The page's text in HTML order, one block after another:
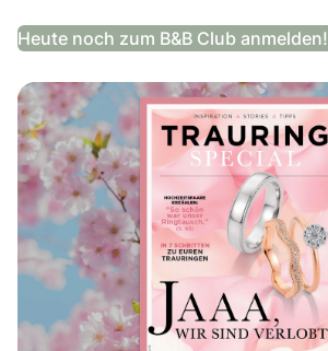
Heute noch zum B&B Club anmelden!